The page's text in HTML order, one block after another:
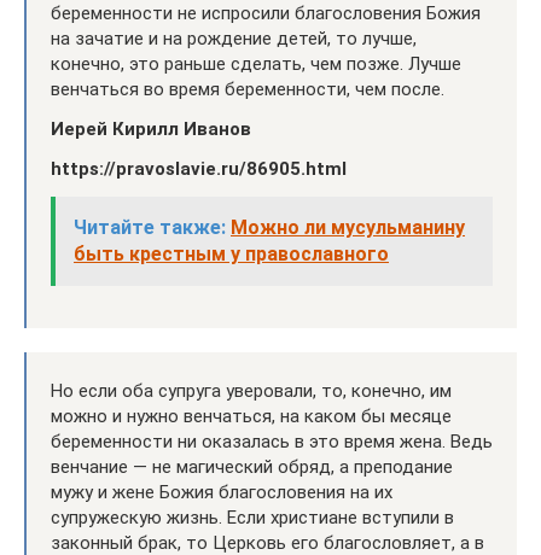
беременности не испросили благословения Божия
на зачатие и на рождение детей, то лучше,
конечно, это раньше сделать, чем позже. Лучше
венчаться во время беременности, чем после.
Иерей Кирилл Иванов
https://pravoslavie.ru/86905.html
Читайте также: Можно ли мусульманину
быть крестным у православного
Но если оба супруга уверовали, то, конечно, им
можно и нужно венчаться, на каком бы месяце
беременности ни оказалась в это время жена. Ведь
венчание — не магический обряд, а преподание
мужу и жене Божия благословения на их
супружескую жизнь. Если христиане вступили в
законный брак, то Церковь его благословляет, а в